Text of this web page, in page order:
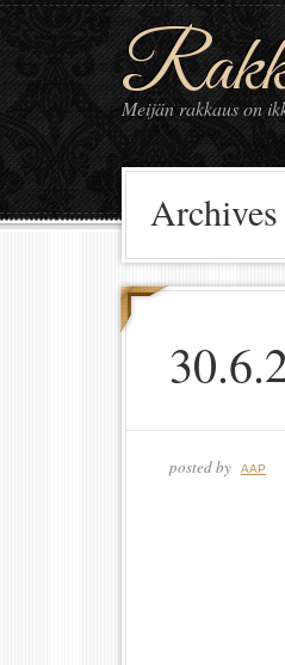
Meijän rakkaus on
posted by AAP